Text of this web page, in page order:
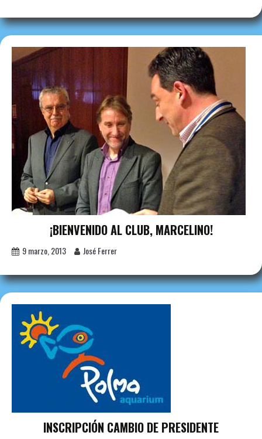
¡BIENVENIDO AL CLUB, MARCELINO!
9 marzo, 2013 José Ferrer
INSCRIPCIÓN CAMBIO DE PRESIDENTE